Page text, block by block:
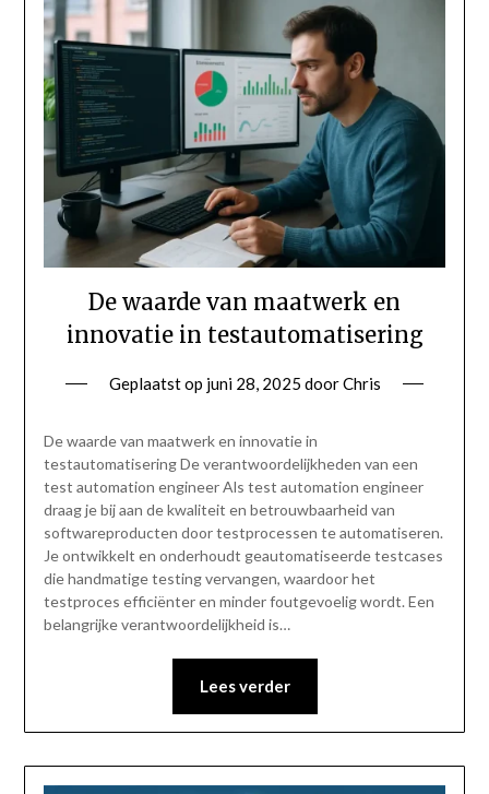
De waarde van maatwerk en
innovatie in testautomatisering
Geplaatst op juni 28, 2025 doorChris
De waarde van maatwerk en innovatie in
testautomatisering De verantwoordelijkheden van een
test automation engineer Als test automation engineer
draag je bij aan de kwaliteit en betrouwbaarheid van
softwareproducten door testprocessen te automatiseren.
Je ontwikkelt en onderhoudt geautomatiseerde testcases
die handmatige testing vervangen, waardoor het
testproces efficiënter en minder foutgevoelig wordt. Een
belangrijke verantwoordelijkheid is…
Lees verder